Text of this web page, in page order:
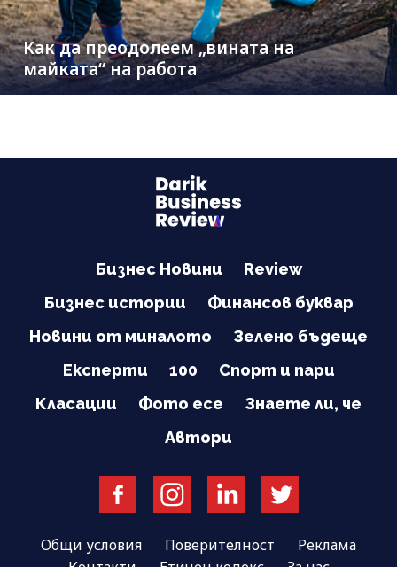
Как да преодолеем „вината на
майката“ на работа
Бизнес Новини
Review
Бизнес истории
Финансов буквар
Новини от миналото
Зелено бъдеще
Експерти
100
Спорт и пари
Класации
Фото есе
Знаете ли, че
Автори
Общи условия Поверителност
Реклама